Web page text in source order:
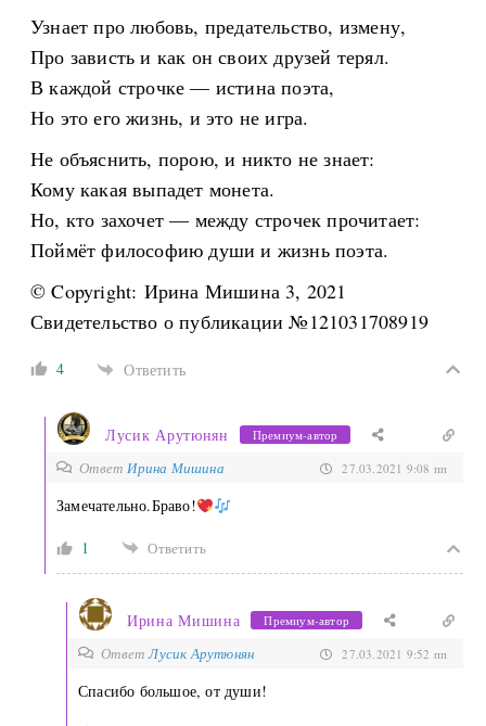
Узнает про любовь, предательство, измену,
Про зависть и как он своих друзей терял.
В каждой строчке — истина поэта,
Но это его жизнь, и это не игра.
Не объяснить, порою, и никто не знает:
Кому какая выпадет монета.
Но, кто захочет — между строчек прочитает:
Поймёт философию души и жизнь поэта.
© Copyright: Ирина Мишина 3, 2021
Свидетельство о публикации №121031708919
4 Ответить
Лусик Арутюнян Премиум-автор
ОтветИрина Мишина 27.03.2021 9:08 пп
Замечательно.Браво!
1 Ответить
Ирина Мишина Премиум-автор
ОтветЛусик Арутюнян 27.03.2021 9:52 пп
Спасибо большое, от души!